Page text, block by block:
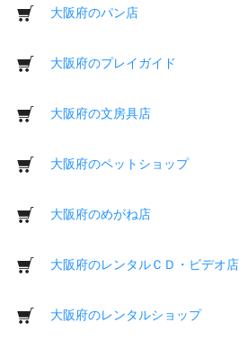
大阪府のパン店
大阪府のプレイガイド
大阪府の文房具店
大阪府のペットショップ
大阪府のめがね店
大阪府のレンタルＣＤ・ビデオ店
大阪府のレンタルショップ